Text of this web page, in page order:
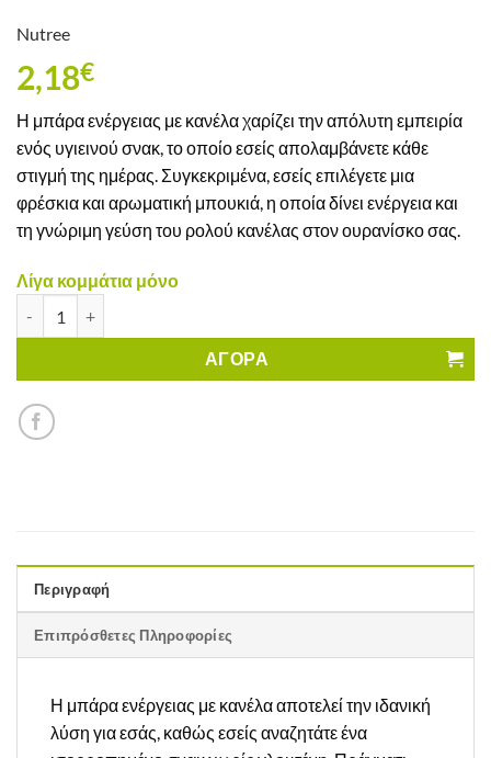
Nutree
2,18€
Η μπάρα ενέργειας με κανέλα χαρίζει την απόλυτη εμπειρία
ενός υγιεινού σνακ, το οποίο εσείς απολαμβάνετε κάθε
στιγμή της ημέρας. Συγκεκριμένα, εσείς επιλέγετε μια
φρέσκια και αρωματική μπουκιά, η οποία δίνει ενέργεια και
τη γνώριμη γεύση του ρολού κανέλας στον ουρανίσκο σας.
Λίγα κομμάτια μόνο
ΑΓΟΡΑ
Περιγραφή
Επιπρόσθετες Πληροφορίες
Η μπάρα ενέργειας με κανέλα αποτελεί την ιδανική
λύση για εσάς, καθώς εσείς αναζητάτε ένα